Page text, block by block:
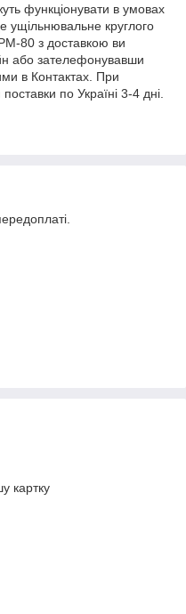
функціонувати в умовах
ущільнювальне круглого
80 з доставкою ви
або зателефонувавши
в Контактах. При
по Україні 3-4 дні.
картку